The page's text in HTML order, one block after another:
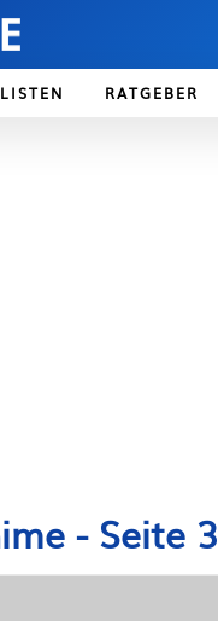
RATGEBER
- Seite 3